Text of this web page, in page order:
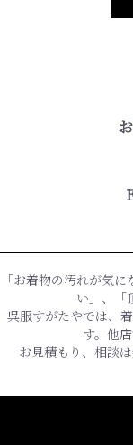
「お着物の汚れが気
い」、「
呉服すがたやでは、
す。他
お見積もり、相談